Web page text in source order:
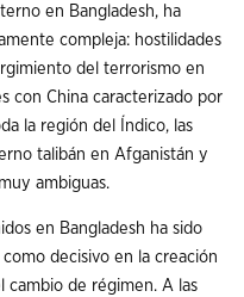
en Bangladesh, ha
compleja: hostilidades
del terrorismo en
con China caracterizado por
la región del Índico, las
talibán en Afganistán y
ambiguas.
en Bangladesh ha sido
decisivo en la creación
cambio de régimen. A las